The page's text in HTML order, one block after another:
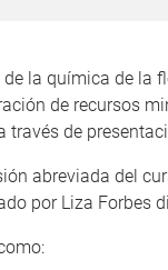
la química de la
de recursos
través de
abreviada del
por Liza Forbes